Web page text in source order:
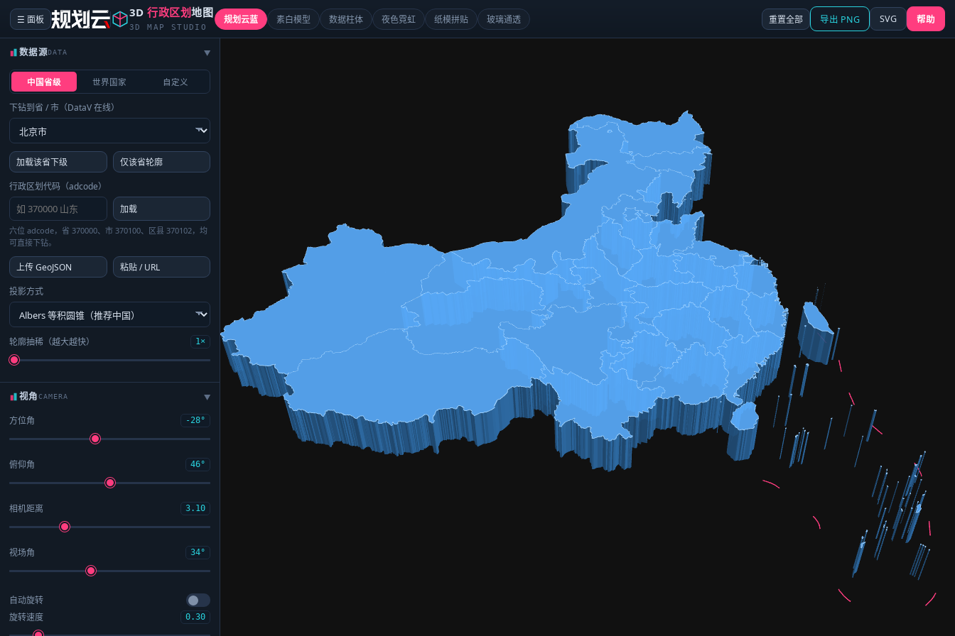
☰ 面板 3D行政区划地图
3D MAP STUDIO
规划云蓝 素白模型 数据柱体 夜色霓虹 纸模拼贴 玻璃通透 重置全部 导出 PNG SVG 帮助
数据源DATA ▶
中国省级 世界国家 自定义
下钻到省 / 市（DataV 在线）
加载该省下级
仅该省轮廓
行政区划代码（adcode）
加载
六位 adcode，省 370000、市 370100、区县 370102，均
可直接下钻。
上传 GeoJSON
粘贴 / URL
投影方式
轮廓抽稀（越大越快） 1×
视角CAMERA ▶
方位角 -28°
俯仰角 46°
相机距离 3.10
视场角 34°
自动旋转
旋转速度
0.30